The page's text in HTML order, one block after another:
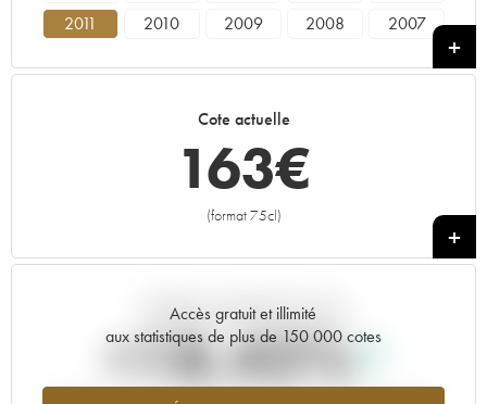
2011
2010 2009 2008
2007
Cote actuelle
163€
(format 75cl)
+
Accès gratuit et illimité
aux statistiques de plus de 150 000 cotes
Tendance actuelle de la cote
+18.42%